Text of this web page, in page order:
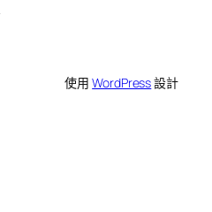
使用WordPress設計